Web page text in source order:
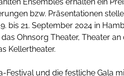
bzw. Präsentationen
bis 21. September 2024 in
Ohnsorg Theater, Theater an
Kellertheater.
Festival und die festliche Gala